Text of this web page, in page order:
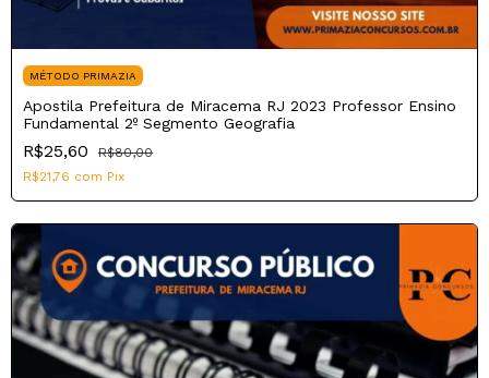
MÉTODO PRIMAZIA
Apostila Prefeitura de Miracema RJ 2023 Professor Ensino
Fundamental 2º Segmento Geografia
R$25,60
R$80,00
R$21,76 com Pix